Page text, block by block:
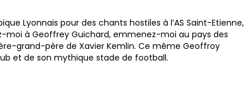
Lyonnais pour des chants hostiles à l’AS Saint-Etienne,
moi à Geoffrey Guichard, emmenez-moi au pays des
grand-père de Xavier Kemlin. Ce même Geoffroy
et de son mythique stade de football.